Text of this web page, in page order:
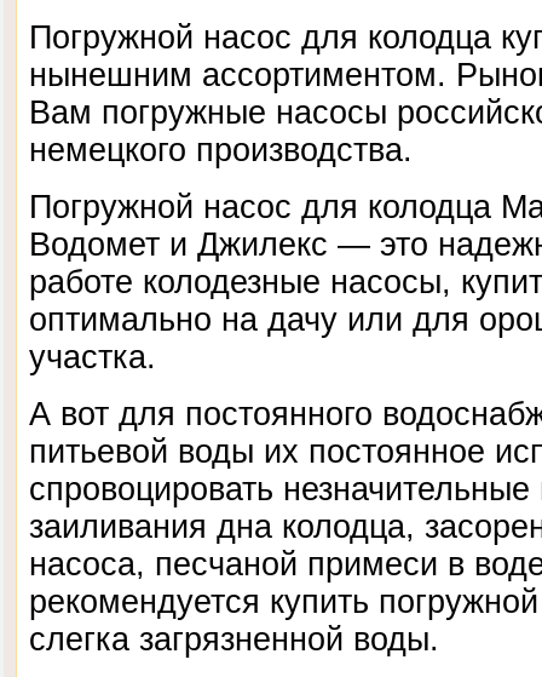
Погружной насос для колодца
нынешним ассортиментом.
Вам погружные насосы
немецкого производства.
Погружной насос для колодца
Водомет и Джилекс — это
работе колодезные насосы,
оптимально на дачу или для
участка.
А вот для постоянного
питьевой воды их постоянное
спровоцировать
заиливания дна колодца,
насоса, песчаной примеси в
рекомендуется купить
слегка загрязненной воды.